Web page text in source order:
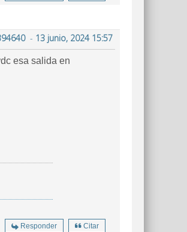
- 13 junio, 2024 15:57
esa salida en
Responder Citar